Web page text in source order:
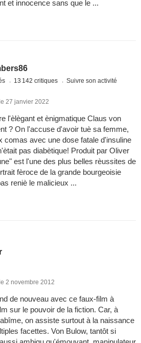
et innocence sans que le ...
13 142 critiques Suivre son activité
27 janvier 2022
l'èlègant et ènigmatique Claus von
? On l'accuse d'avoir tuè sa femme,
comas avec une dose fatale d'insuline
pas diabètique! Produit par Oliver
est l'une des plus belles rèussites de
fèroce de la grande bourgeoisie
reniè le malicieux ...
2 novembre 2012
de nouveau avec ce faux-film à
sur le pouvoir de la fiction. Car, à
on assiste surtout à la naissance
facettes. Von Bulow, tantôt si